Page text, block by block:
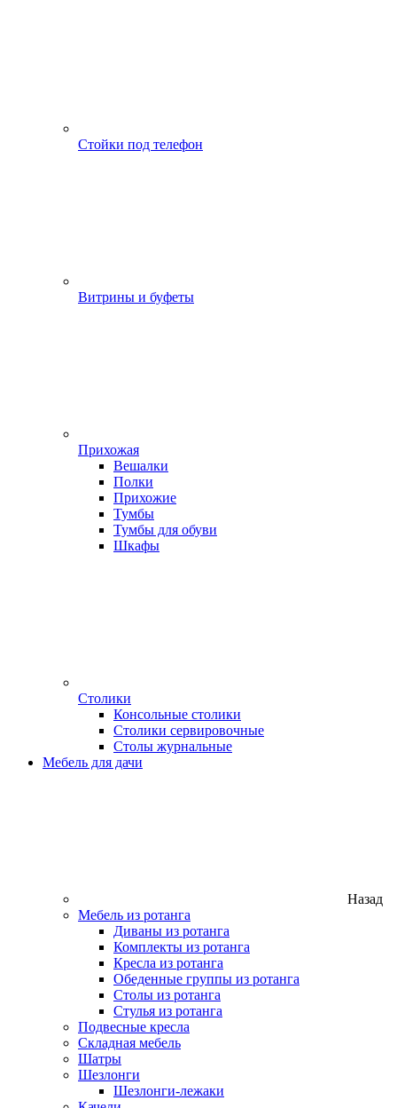
Стойки под телефон
Витрины и буфеты
Прихожая
Вешалки
Полки
Прихожие
Тумбы
Тумбы для обуви
Шкафы
Столики
Консольные столики
Столики сервировочные
Столы журнальные
Мебель для дачи
Назад
Мебель из ротанга
Диваны из ротанга
Комплекты из ротанга
Кресла из ротанга
Обеденные группы из ротанга
Столы из ротанга
Стулья из ротанга
Подвесные кресла
Складная мебель
Шатры
Шезлонги
Шезлонги-лежаки